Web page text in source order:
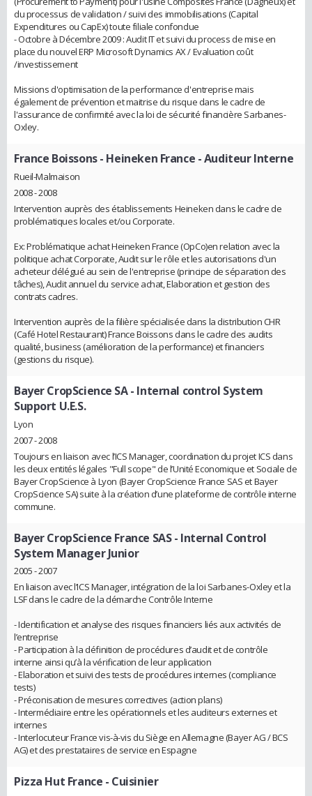
du processus de validation / suivi des immobilisations (Capital
Expenditures ou CapEx) toute filiale confondue
- Octobre à Décembre 2009 : Audit IT et suivi du process de mise en
place du nouvel ERP Microsoft Dynamics AX / Evaluation coût
/investissement
Missions d'optimisation de la performance d'entreprise mais
également de prévention et maitrise du risque dans le cadre de
l'assurance de confirmité avec la loi de sécurité financière Sarbanes-
Oxley.
France Boissons - Heineken France - Auditeur Interne
Rueil-Malmaison
2008 - 2008
Intervention auprès des établissements Heineken dans le cadre de
problématiques locales et/ou Corporate.
Ex: Problématique achat Heineken France (OpCo)en relation avec la
politique achat Corporate, Audit sur le rôle et les autorisations d'un
acheteur délégué au sein de l'entreprise (principe de séparation des
tâches), Audit annuel du service achat, Elaboration et gestion des
contrats cadres.
Intervention auprès de la filière spécialisée dans la distribution CHR
(Café Hotel Restaurant) France Boissons dans le cadre des audits
qualité, business (amélioration de la performance) et financiers
(gestions du risque).
Bayer CropScience SA- Internal control System
Support U.E.S.
Lyon
2007 - 2008
Toujours en liaison avec l’ICS Manager, coordination du projet ICS dans
les deux entités légales "Full scope" de l’Unité Economique et Sociale de
Bayer CropScience à Lyon (Bayer CropScience France SAS et Bayer
CropScience SA) suite à la création d’une plateforme de contrôle interne
commune.
Bayer CropScience France SAS- Internal Control
System Manager Junior
2005 - 2007
En liaison avec l’ICS Manager, intégration de la loi Sarbanes-Oxley et la
LSF dans le cadre de la démarche Contrôle Interne
- Identification et analyse des risques financiers liés aux activités de
l’entreprise
- Participation à la définition de procédures d’audit et de contrôle
interne ainsi qu’à la vérification de leur application
- Elaboration et suivi des tests de procédures internes (compliance
tests)
- Préconisation de mesures correctives (action plans)
- Intermédiaire entre les opérationnels et les auditeurs externes et
internes
- Interlocuteur France vis-à-vis du Siège en Allemagne (Bayer AG / BCS
AG) et des prestataires de service en Espagne
Pizza Hut France - Cuisinier